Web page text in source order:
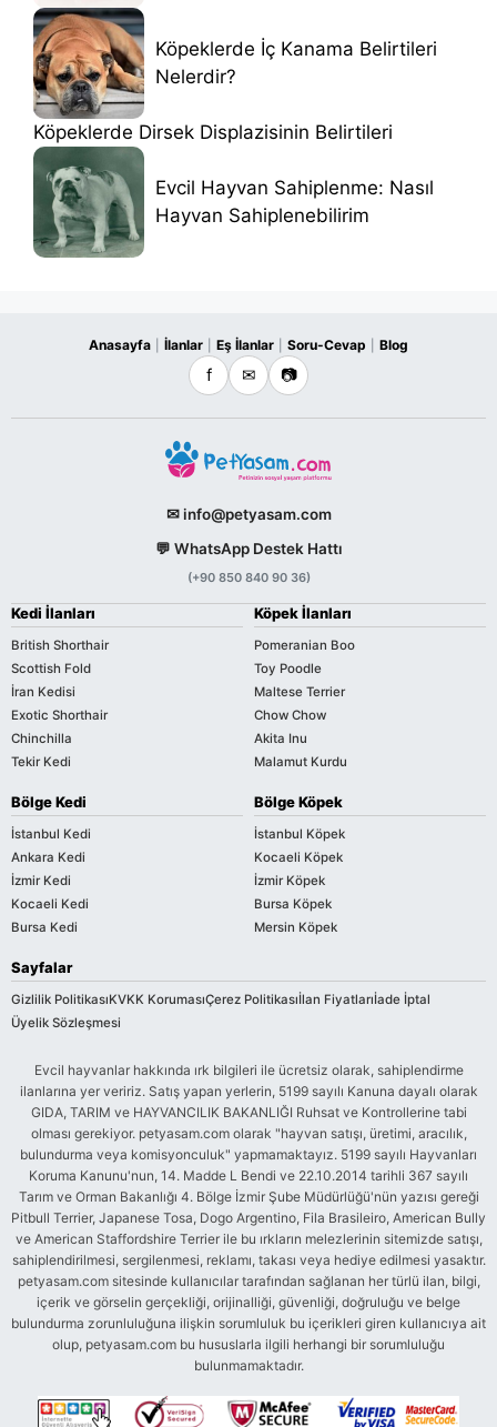
Köpeklerde İç Kanama Belirtileri
Nelerdir?
Köpeklerde Dirsek Displazisinin Belirtileri
Evcil Hayvan Sahiplenme: Nasıl
Hayvan Sahiplenebilirim
Anasayfa İlanlar Eş İlanlar Soru-Cevap Blog
f ✉ 📷
✉ info@petyasam.com
💬 WhatsApp Destek Hattı
(+90 850 840 90 36)
Kedi İlanları
British Shorthair
Scottish Fold
İran Kedisi
Exotic Shorthair
Chinchilla
Tekir Kedi
Köpek İlanları
Pomeranian Boo
Toy Poodle
Maltese Terrier
Chow Chow
Akita Inu
Malamut Kurdu
Bölge Kedi
İstanbul Kedi
Ankara Kedi
İzmir Kedi
Kocaeli Kedi
Bursa Kedi
Bölge Köpek
İstanbul Köpek
Kocaeli Köpek
İzmir Köpek
Bursa Köpek
Mersin Köpek
Sayfalar
Gizlilik PolitikasıKVKK KorumasıÇerez Politikasıİlan Fiyatlarıİade İptal
Üyelik Sözleşmesi
Evcil hayvanlar hakkında ırk bilgileri ile ücretsiz olarak, sahiplendirme
ilanlarına yer veririz. Satış yapan yerlerin, 5199 sayılı Kanuna dayalı olarak
GIDA, TARIM ve HAYVANCILIK BAKANLIĞI Ruhsat ve Kontrollerine tabi
olması gerekiyor. petyasam.com olarak "hayvan satışı, üretimi, aracılık,
bulundurma veya komisyonculuk" yapmamaktayız. 5199 sayılı Hayvanları
Koruma Kanunu'nun, 14. Madde L Bendi ve 22.10.2014 tarihli 367 sayılı
Tarım ve Orman Bakanlığı 4. Bölge İzmir Şube Müdürlüğü'nün yazısı gereği
Pitbull Terrier, Japanese Tosa, Dogo Argentino, Fila Brasileiro, American Bully
ve American Staffordshire Terrier ile bu ırkların melezlerinin sitemizde satışı,
sahiplendirilmesi, sergilenmesi, reklamı, takası veya hediye edilmesi yasaktır.
petyasam.com sitesinde kullanıcılar tarafından sağlanan her türlü ilan, bilgi,
içerik ve görselin gerçekliği, orijinalliği, güvenliği, doğruluğu ve belge
bulundurma zorunluluğuna ilişkin sorumluluk bu içerikleri giren kullanıcıya ait
olup, petyasam.com bu hususlarla ilgili herhangi bir sorumluluğu
bulunmamaktadır.